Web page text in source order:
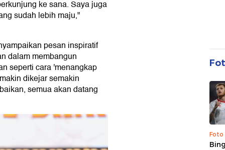
ke sana. Saya juga
sudah lebih maju,"
pesan inspiratif
dalam membangun
seperti cara 'menangkap
dikejar semakin
semua akan datang
Foto